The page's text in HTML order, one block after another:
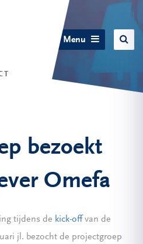
Menu
bezoekt
Omefa
tijdens de kick-off van de
jl. bezocht de projectgroep